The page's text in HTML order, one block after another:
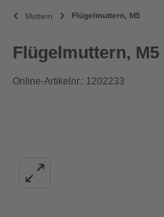
Muttern Flügelmuttern, M5
Flügelmuttern, M5
Online-Artikelnr.: 1202233